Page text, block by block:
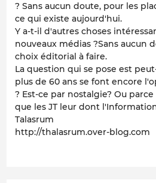
? Sans aucun doute, pour les
ce qui existe aujourd'hui.
Y a-t-il d'autres choses
nouveaux médias ?Sans aucun
choix éditorial à faire.
La question qui se pose est
plus de 60 ans se font encore
? Est-ce par nostalgie? Ou
que les JT leur dont
Talasrum
http://thalasrum.over-blog.com